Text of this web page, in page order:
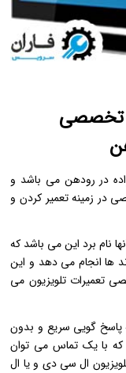
تخصصی
در رودهن می باشد و
در زمینه تعمیر کردن و
نام برد این می باشد که
ها انجام می دهد و این
تعمیرات تلویزیون می
پاسخ گویی سریع و بدون
با یک تماس می توان
ال سی دی و یا ال